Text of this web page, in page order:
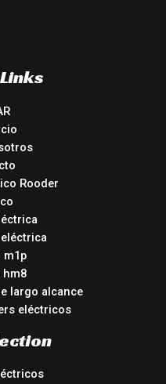
Rooder
m1p
hm8
largo alcance
eléctricos